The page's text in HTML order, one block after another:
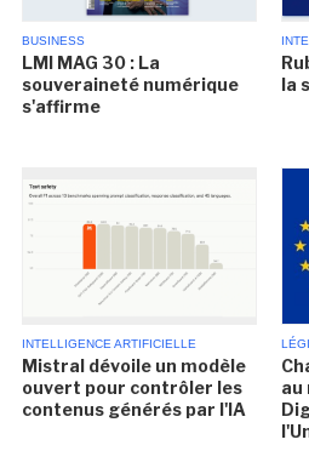
BUSINESS
LMI MAG 30 : La
souveraineté numérique
s'affirme
la
INTELLIGENCE ARTIFICIELLE
Mistral dévoile un modèle
ouvert pour contrôler les
contenus générés par l'IA
au